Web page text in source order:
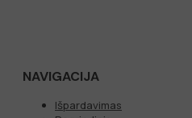
NAVIGACIJA
Išpardavimas